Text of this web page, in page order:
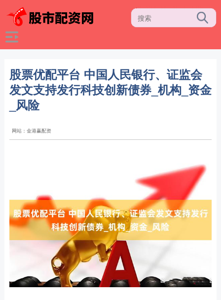
股票优配平台 中国人民银行、证监会
发文支持发行科技创新债券_机构_资金
_风险
网站：金港赢配资